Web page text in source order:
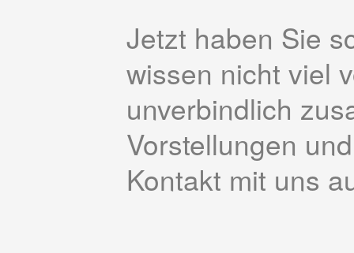
Jetzt haben Sie
wissen nicht viel
unverbindlich
Vorstellungen
Kontakt mit uns